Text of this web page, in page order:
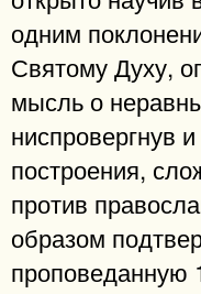
одним
Святому Духу,
мысль о
ниспровергнув
построения,
против
образом
проповеданную